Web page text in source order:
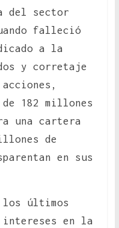
del sector
falleció
a la
y corretaje
182 millones
una cartera
de
en sus
los últimos
intereses en la